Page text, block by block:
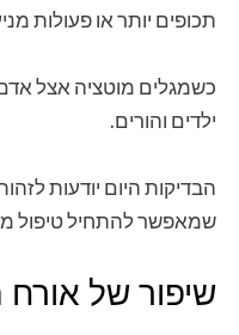
תכופים יותר או פעולות
כשמגלים מוטציה אצל
ילדים והורים.
הבדיקות היום יודעות
שמאפשר להתחיל טיפול
שיפור של אורח